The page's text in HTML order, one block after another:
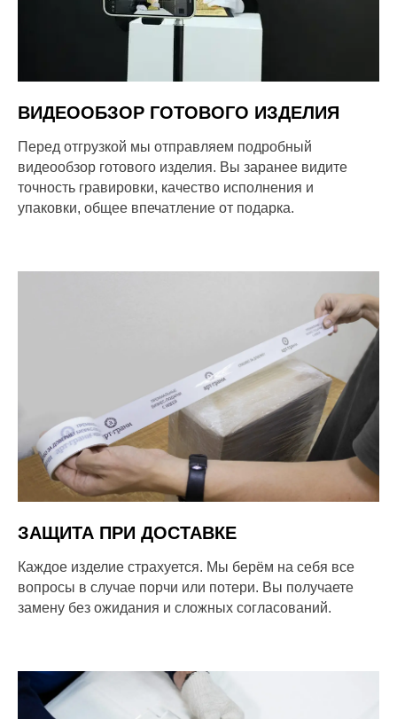
ВИДЕООБЗОР ГОТОВОГО ИЗДЕЛИЯ
Перед отгрузкой мы отправляем подробный
видеообзор готового изделия. Вы заранее видите
точность гравировки, качество исполнения и
упаковки, общее впечатление от подарка.
ЗАЩИТА ПРИ ДОСТАВКЕ
Каждое изделие страхуется. Мы берём на себя все
вопросы в случае порчи или потери. Вы получаете
замену без ожидания и сложных согласований.